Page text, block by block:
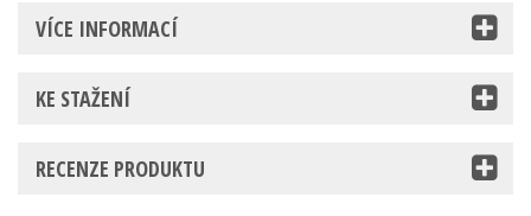
VÍCE INFORMACÍ
KE STAŽENÍ
RECENZE PRODUKTU